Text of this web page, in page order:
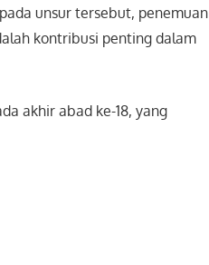
unsur tersebut, penemuan
kontribusi penting dalam
akhir abad ke-18, yang